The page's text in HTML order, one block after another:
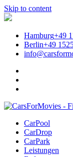
Skip to content
Hamburg+49
Berlin+49
CarPool
CarDrop
CarPark
Leistungen